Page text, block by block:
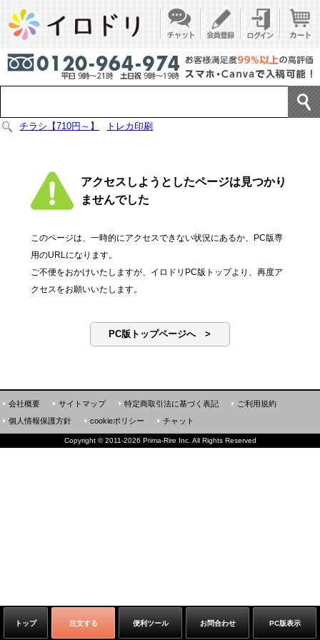
チラシ【710円～】 トレカ印刷
アクセスしようとしたページは見つかり
ませんでした
このページは、一時的にアクセスできない状況にあるか、PC版専
用のURLになります。
ご不便をおかけいたしますが、イロドリPC版トップより、再度ア
クセスをお願いいたします。
PC版トップページへ >
トップ 注文する 便利ツール お問合わせ PC版表示
会社概要 サイトマップ 特定商取引法に基づく表記
ご利用規約
個人情報保護方針
cookieポリシー チャット
Copyright ©2011-2026 Prima-Rire Inc. All Rights Reserved